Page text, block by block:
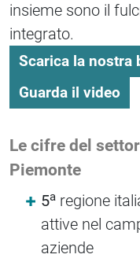
insieme sono il
integrato.
Scarica la nostra
Guarda il video
Le cifre del
Piemonte
5a regione
attive nel
aziende